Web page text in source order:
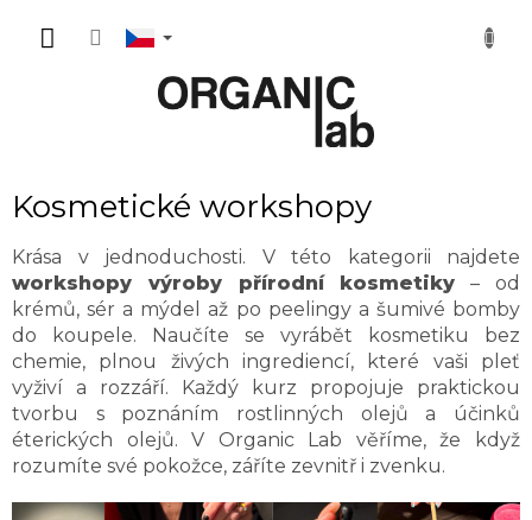
obsah
Kosmetické workshopy
Krása v jednoduchosti. V této kategorii najdete
workshopy výroby přírodní kosmetiky – od
krémů, sér a mýdel až po peelingy a šumivé bomby
do koupele. Naučíte se vyrábět kosmetiku bez
chemie, plnou živých ingrediencí, které vaši pleť
vyživí a rozzáří. Každý kurz propojuje praktickou
tvorbu s poznáním rostlinných olejů a účinků
éterických olejů. V Organic Lab věříme, že když
rozumíte své pokožce, záříte zevnitř i zvenku.